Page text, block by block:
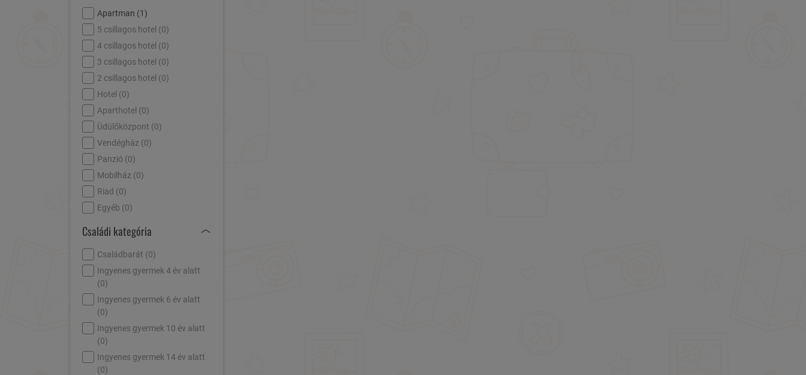
Apartman (1)
5 csillagos hotel (0)
4 csillagos hotel (0)
3 csillagos hotel (0)
2 csillagos hotel (0)
Hotel (0)
Aparthotel (0)
Üdülőközpont (0)
Vendégház (0)
Panzió (0)
Mobilház (0)
Riad (0)
Egyéb (0)
Családi kategória
Családbarát (0)
Ingyenes gyermek 4 év alatt
(0)
Ingyenes gyermek 6 év alatt
(0)
Ingyenes gyermek 10 év alatt
(0)
Ingyenes gyermek 14 év alatt
(0)